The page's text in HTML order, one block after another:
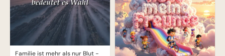
Familie ist mehr als nur Blut -